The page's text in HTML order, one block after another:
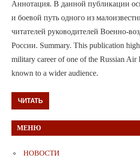
Аннотация. В данной публикации
и боевой путь одного из
читателей руководителей Военно-
России. Summary. This publication
military career of one of the Russian Air
known to a wider audience.
ЧИТАТЬ
МЕНЮ
НОВОСТИ